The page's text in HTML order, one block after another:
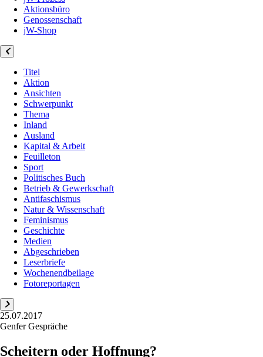
Aktionsbüro
Genossenschaft
jW-Shop
Titel
Aktion
Ansichten
Schwerpunkt
Thema
Inland
Ausland
Kapital & Arbeit
Feuilleton
Sport
Politisches Buch
Betrieb & Gewerkschaft
Antifaschismus
Natur & Wissenschaft
Feminismus
Geschichte
Medien
Abgeschrieben
Leserbriefe
Wochenendbeilage
Fotoreportagen
25.07.2017
Genfer Gespräche
Scheitern oder Hoffnung?